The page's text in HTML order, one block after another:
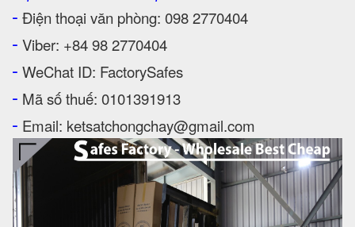
- Điện thoại văn phòng: 098 2770404
- Viber: +84 98 2770404
- WeChat ID: FactorySafes
- Mã số thuế: 0101391913
- Email: ketsatchongchay@gmail.com